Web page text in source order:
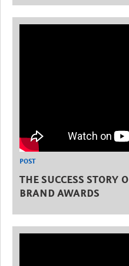
POST
THE SUCCESS STORY
BRAND AWARDS